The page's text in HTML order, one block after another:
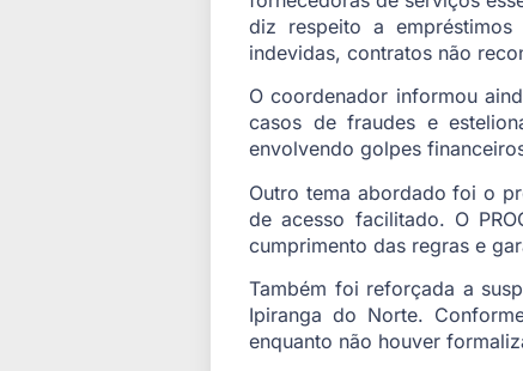
diz respeito a
indevidas, contratos não
O coordenador informou
casos de fraudes e
envolvendo golpes
Outro tema abordado foi o
de acesso facilitado. O
cumprimento das regras e
Também foi reforçada a
Ipiranga do Norte.
enquanto não houver